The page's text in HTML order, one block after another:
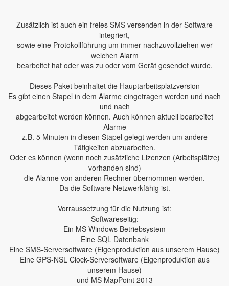
Zusätzlich ist auch ein freies SMS versenden in der Software
integriert,
sowie eine Protokollführung um immer nachzuvollziehen wer
welchen Alarm
bearbeitet hat oder was zu oder vom Gerät gesendet wurde.
Dieses Paket beinhaltet die Hauptarbeitsplatzversion
Es gibt einen Stapel in dem Alarme eingetragen werden und nach
und nach
abgearbeitet werden können. Auch können aktuell bearbeitet
Alarme
z.B. 5 Minuten in diesen Stapel gelegt werden um andere
Tätigkeiten abzuarbeiten.
Oder es können (wenn noch zusätzliche Lizenzen (Arbeitsplätze)
vorhanden sind)
die Alarme von anderen Rechner übernommen werden.
Da die Software Netzwerkfähig ist.
Vorraussetzung für die Nutzung ist:
Softwareseitig:
Ein MS Windows Betriebsystem
Eine SQL Datenbank
Eine SMS-Serversoftware (Eigenproduktion aus unserem Hause)
Eine GPS-NSL Clock-Serversoftware (Eigenproduktion aus
unserem Hause)
und MS MapPoint 2013